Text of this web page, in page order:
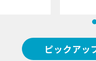
ピックアッ